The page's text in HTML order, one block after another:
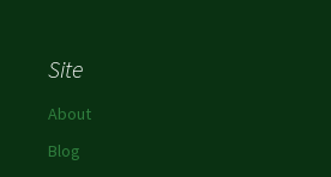
d
p
ă
Site
About
Blog